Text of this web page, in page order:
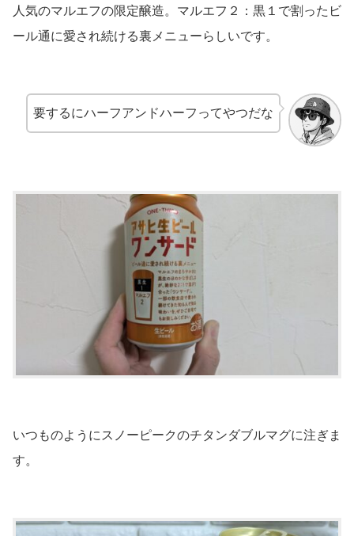
人気のマルエフの限定醸造。マルエフ２：黒１で割ったビ
ール通に愛され続ける裏メニューらしいです。
要するにハーフアンドハーフってやつだな
いつものようにスノーピークのチタンダブルマグに注ぎま
す。